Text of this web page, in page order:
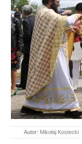
Autor: Mikołaj Kostecki